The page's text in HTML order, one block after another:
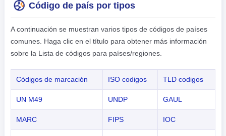
Código de país por tipos
A continuación se muestran varios tipos de códigos de países
comunes. Haga clic en el título para obtener más información
sobre la Lista de códigos para países/regiones.
Códigos de marcación ISO codigos TLD codigos
UN M49 UNDP GAUL
MARC FIPS IOC